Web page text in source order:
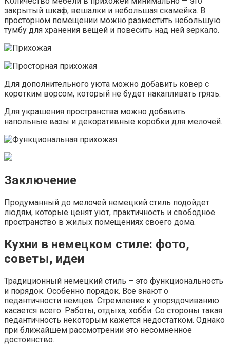
закрытый шкаф, вешалки и небольшая скамейка. В
просторном помещении можно разместить небольшую
тумбу для хранения вещей и повесить над ней зеркало.
Для дополнительного уюта можно добавить ковер с
коротким ворсом, который не будет накапливать грязь.
Для украшения пространства можно добавить
напольные вазы и декоративные коробки для мелочей.
Заключение
Продуманный до мелочей немецкий стиль подойдет
людям, которые ценят уют, практичность и свободное
пространство в жилых помещениях своего дома.
Кухни в немецком стиле: фото,
советы, идеи
Традиционный немецкий стиль – это функциональность
и порядок. Особенно порядок. Все знают о
педантичности немцев. Стремление к упорядочиванию
касается всего. Работы, отдыха, хобби. Со стороны такая
педантичность некоторым кажется недостатком. Однако
при ближайшем рассмотрении это несомненное
достоинство.